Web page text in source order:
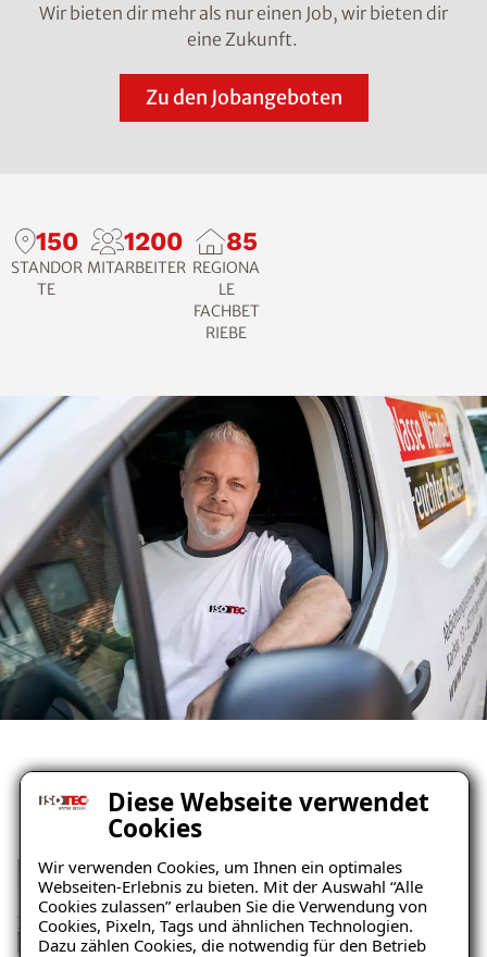
Diese Webseite verwendet
Cookies
Wir verwenden Cookies, um Ihnen ein optimales
Webseiten-Erlebnis zu bieten. Mit der Auswahl “Alle
Cookies zulassen” erlauben Sie die Verwendung von
Cookies, Pixeln, Tags und ähnlichen Technologien.
Dazu zählen Cookies, die notwendig für den Betrieb
Wir bieten dir mehr als nur einen Job, wir bieten dir
eine Zukunft.
Zu den Jobangeboten
150
STANDOR
TE
1200
MITARBEITER
85
REGIONA
LE
FACHBET
RIEBE
Ihr Weg mit uns